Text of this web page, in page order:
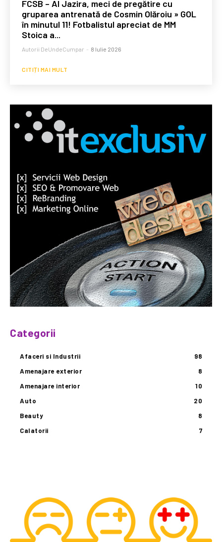
FCSB – Al Jazira, meci de pregătire cu
gruparea antrenată de Cosmin Olăroiu » GOL
în minutul 11! Fotbalistul apreciat de MM
Stoica a...
Autorii DeUndeCumpar - 8 Iulie 2026
CITIȚI MAI MULT
Categorii
Afaceri si Industrii
98
Amenajare exterior
8
Amenajare interior
10
Auto
20
Beauty
8
Calatorii
7